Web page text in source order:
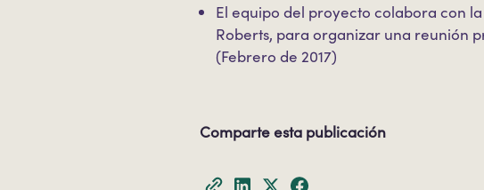
El equipo del proyecto colabora con
Roberts, para organizar una reunión
(Febrero de 2017)
Comparte esta publicación